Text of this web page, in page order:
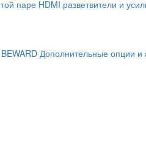
паре HDMI разветвители и
Дополнительные опции и